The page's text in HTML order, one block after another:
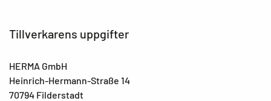
Tillverkarens uppgifter
HERMA GmbH
Heinrich-Hermann-Straße 14
70794 Filderstadt